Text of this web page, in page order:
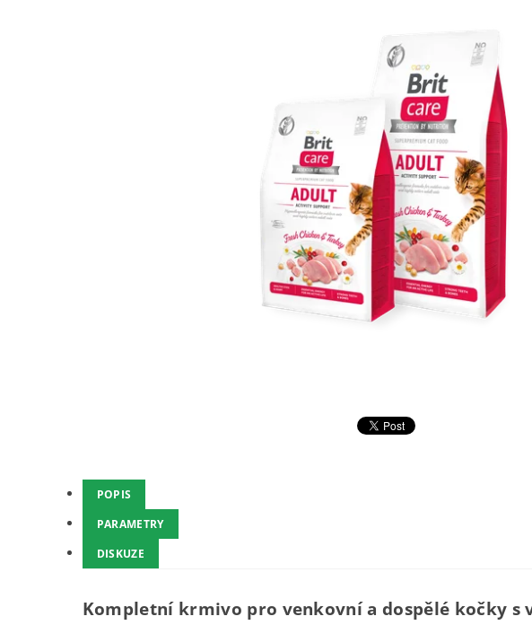
POPIS
PARAMETRY
DISKUZE
Kompletní krmivo pro venkovní a dospělé kočky